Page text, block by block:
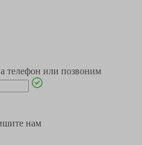
телефон или позвоним
нам